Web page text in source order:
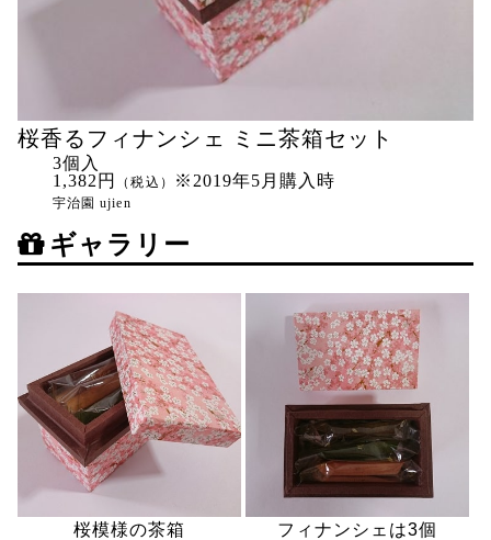
桜香るフィナンシェ ミニ茶箱セット
3個入
1,382円
（税込） ※2019年5月購入時
宇治園 ujien
ギャラリー
桜模様の茶箱 フィナンシェは3個